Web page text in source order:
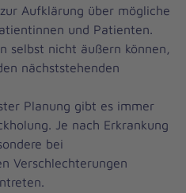
Aufklärung über mögliche
und Patienten.
selbst nicht äußern können,
nächststehenden
Planung gibt es immer
Je nach Erkrankung
bei
Verschlechterungen